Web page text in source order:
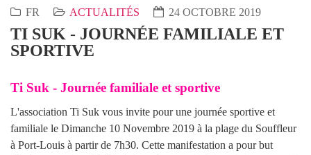
FR ACTUALITÉS 24 OCTOBRE 2019
TI SUK - JOURNÉE FAMILIALE ET
SPORTIVE
Ti Suk - Journée familiale et sportive
L'association Ti Suk vous invite pour une journée sportive et
familiale le Dimanche 10 Novembre 2019 à la plage du Souffleur
à Port-Louis à partir de 7h30. Cette manifestation a pour but